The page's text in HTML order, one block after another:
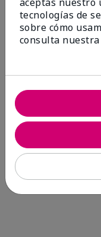
tecnologías de
sobre cómo
consulta nuestra